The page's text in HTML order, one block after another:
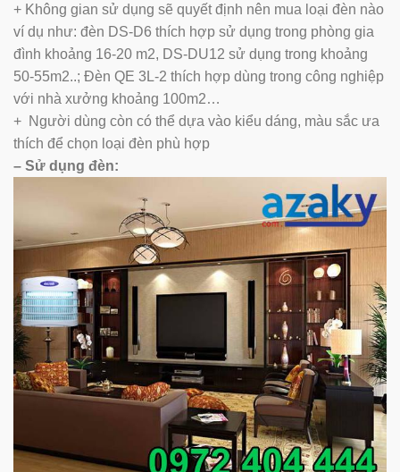
+ Không gian sử dụng sẽ quyết định nên mua loại đèn nào
ví dụ như: đèn DS-D6 thích hợp sử dụng trong phòng gia
đình khoảng 16-20 m2, DS-DU12 sử dụng trong khoảng
50-55m2..; Đèn QE 3L-2 thích hợp dùng trong công nghiệp
với nhà xưởng khoảng 100m2…
+ Người dùng còn có thể dựa vào kiểu dáng, màu sắc ưa
thích để chọn loại đèn phù hợp
– Sử dụng đèn: